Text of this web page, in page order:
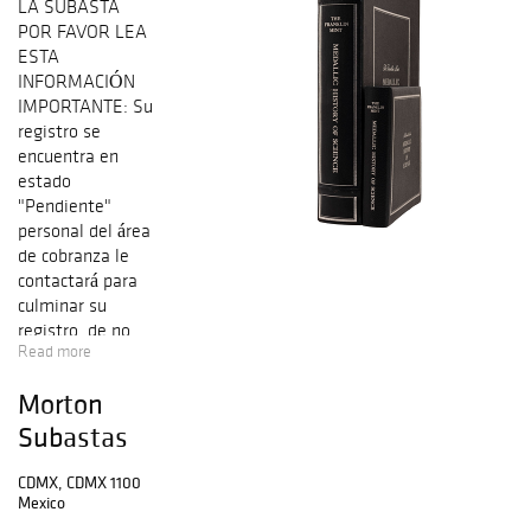
LA SUBASTA
POR FAVOR LEA
ESTA
INFORMACIÓN
IMPORTANTE: Su
registro se
encuentra en
estado
"Pendiente"
personal del área
de cobranza le
contactará para
culminar su
registro, de no
ser así por favor
5552833140
opción 6
del Departament
o de crédito
y cobranza.
Read more
Morton
Subastas
CDMX, CDMX 1100
Mexico